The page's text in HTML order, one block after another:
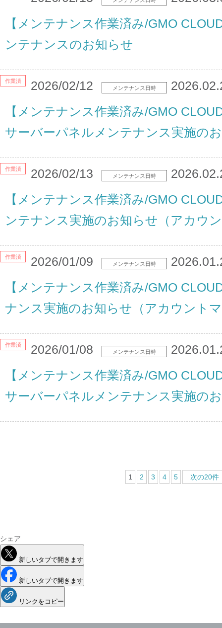
【メンテナンス作業済み/GMO
ンテナンスのお知らせ
2026/02/12 メンテナンス日時
作業済
【メンテナンス作業済み/GMO
サーバーパネルメンテナンス実施の
2026/02/13 メンテナンス日時
作業済
【メンテナンス作業済み/GMO
ンテナンス実施のお知らせ（アカウ
2026/01/09 メンテナンス日時
作業済
【メンテナンス作業済み/GMO
ナンス実施のお知らせ（アカウント
2026/01/08 メンテナンス日時
作業済
【メンテナンス作業済み/GMO
サーバーパネルメンテナンス実施の
1 2 3 4 5 次の20件
シェア
新しいタブで開きます
新しいタブで開きます
リンクをコピー